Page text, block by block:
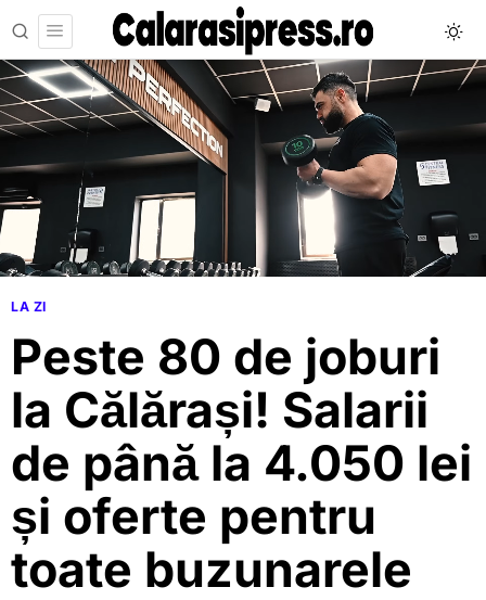
LA ZI
Peste 80 de joburi
la Călărași! Salarii
de până la 4.050 lei
și oferte pentru
toate buzunarele